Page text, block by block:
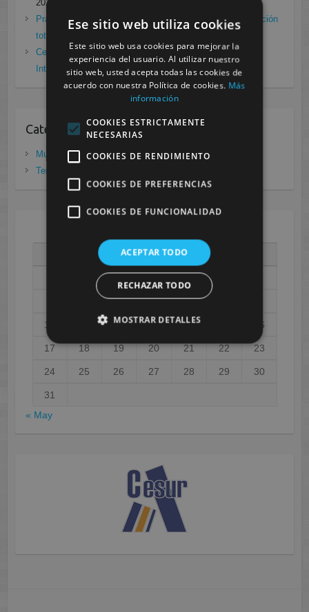
2021
Prácticas de Radiología Simple en Cesur Murcia. Protección
total frente a Covid19
Cesur Murcia: Premio Especial FP, XIII Congreso
Internacional Enfermedades raras noviembre 26, 2020
Categorias
Murcia
(281)
Tenerife
X J V
5 6 7
10 12 13 14 16
17 18 19 20 21 22 23
24 25 26 27 28 29 30
31
« May
Ese sitio web utiliza cookies
Este sitio web usa cookies para mejorar la
experiencia del usuario. Al utilizar nuestro
sitio web, usted acepta todas las cookies de
acuerdo con nuestra Política de cookies. Más
información
COOKIES ESTRICTAMENTE
NECESARIAS
COOKIES DE RENDIMIENTO
COOKIES DE PREFERENCIAS
COOKIES DE FUNCIONALIDAD
ACEPTAR TODO
RECHAZAR TODO
MOSTRAR DETALLES